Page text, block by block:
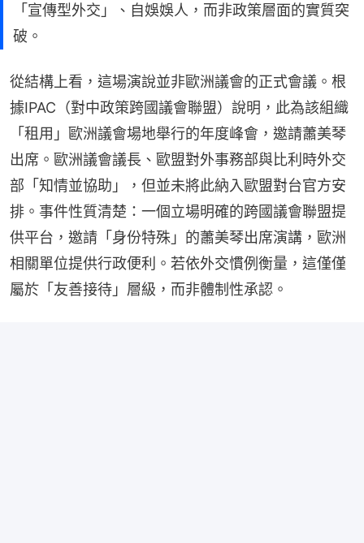
「宣傳型外交」、自娛娛人，而非政策層面的實質突
破。
從結構上看，這場演說並非歐洲議會的正式會議。根
據IPAC（對中政策跨國議會聯盟）說明，此為該組織
「租用」歐洲議會場地舉行的年度峰會，邀請蕭美琴
出席。歐洲議會議長、歐盟對外事務部與比利時外交
部「知情並協助」，但並未將此納入歐盟對台官方安
排。事件性質清楚：一個立場明確的跨國議會聯盟提
供平台，邀請「身份特殊」的蕭美琴出席演講，歐洲
相關單位提供行政便利。若依外交慣例衡量，這僅僅
屬於「友善接待」層級，而非體制性承認。